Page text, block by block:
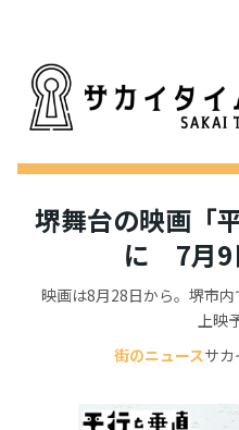
堺舞台の映画「
に 7月9
映画は8月28日から。堺市
上映
街のニュースサカ